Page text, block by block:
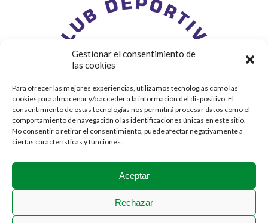
Gestionar el consentimiento de
las cookies
Para ofrecer las mejores experiencias, utilizamos tecnologías como las
cookies para almacenar y/o acceder a la información del dispositivo. El
consentimiento de estas tecnologías nos permitirá procesar datos como el
comportamiento de navegación o las identificaciones únicas en este sitio.
No consentir o retirar el consentimiento, puede afectar negativamente a
ciertas características y funciones.
Aceptar
Rechazar